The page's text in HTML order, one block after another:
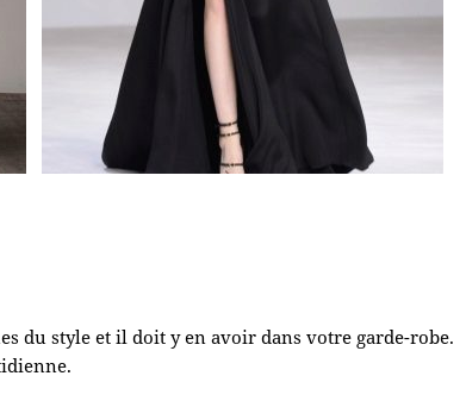
du style et il doit y en avoir dans votre garde-robe.